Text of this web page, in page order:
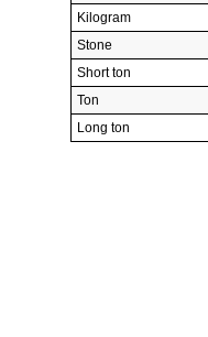
Kilogram
Stone
Short ton
Ton
Long ton